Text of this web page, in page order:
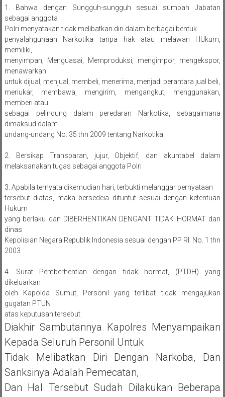
1. Bahwa dengan Sungguh-sungguh sesuai sumpah Jabatan
sebagai anggota
Polri menyatakan tidak melibatkan diri dalam berbagai bentuk
penyalahgunaan Narkotika tanpa hak atau melawan HUkum,
memiliki,
menyimpan, Menguasai, Memproduksi, mengimpor, mengekspor,
menawarkan
untuk dijual, menjual, membeli, menerima, menjadi perantara jual beli,
menukar, membawa, mengirim, mengangkut, menggunakan,
memberi atau
sebagai pelindung dalam peredaran Narkotika, sebagaimana
dimaksud dalam
undang-undang No. 35 thn 2009 tentang Narkotika.
2. Bersikap Transparan, jujur, Objektif, dan akuntabel dalam
melaksanakan tugas sebagai anggota Polri
3. Apabila ternyata dikemudian hari, terbukti melanggar pernyataan
tersebut diatas, maka bersedeia dituntut sesuai dengan ketentuan
Hukum
yang berlaku dan DIBERHENTIKAN DENGANT TIDAK HORMAT dari
dinas
Kepolisian Negara Republik Indonesia sesuai dengan PP RI. No. 1 thn
2003
4. Surat Pemberhentian dengan tidak hormat, (PTDH) yang
dikeluarkan
oleh Kapolda Sumut, Personil yang terlibat tidak mengajukan
gugatan PTUN
atas keputusan tersebut.
Diakhir Sambutannya Kapolres Menyampaikan
Kepada Seluruh Personil Untuk
Tidak Melibatkan Diri Dengan Narkoba, Dan
Sanksinya Adalah Pemecatan,
Dan Hal Tersebut Sudah Dilakukan Beberapa